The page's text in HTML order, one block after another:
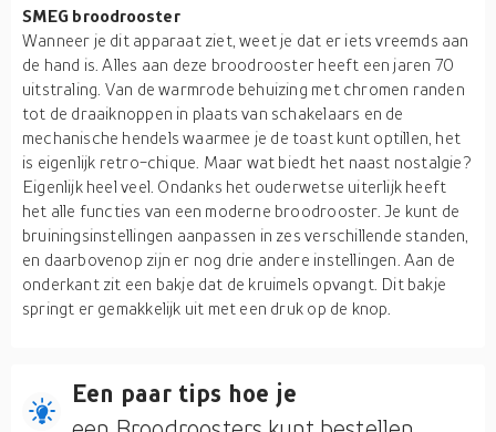
SMEG broodrooster
Wanneer je dit apparaat ziet, weet je dat er iets vreemds aan
de hand is. Alles aan deze broodrooster heeft een jaren 70
uitstraling. Van de warmrode behuizing met chromen randen
tot de draaiknoppen in plaats van schakelaars en de
mechanische hendels waarmee je de toast kunt optillen, het
is eigenlijk retro-chique. Maar wat biedt het naast nostalgie?
Eigenlijk heel veel. Ondanks het ouderwetse uiterlijk heeft
het alle functies van een moderne broodrooster. Je kunt de
bruiningsinstellingen aanpassen in zes verschillende standen,
en daarbovenop zijn er nog drie andere instellingen. Aan de
onderkant zit een bakje dat de kruimels opvangt. Dit bakje
springt er gemakkelijk uit met een druk op de knop.
Een paar tips hoe je